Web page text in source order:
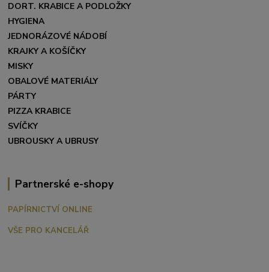
DORT. KRABICE A PODLOŽKY
HYGIENA
JEDNORÁZOVÉ NÁDOBÍ
KRAJKY A KOŠÍČKY
MISKY
OBALOVÉ MATERIÁLY
PÁRTY
PIZZA KRABICE
SVÍČKY
UBROUSKY A UBRUSY
Partnerské e-shopy
PAPÍRNICTVÍ ONLINE
VŠE PRO KANCELÁŘ